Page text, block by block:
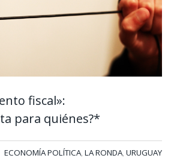
fiscal»:
para quiénes?*
ECONOMÍA POLÍTICA, LA RONDA, URUGUAY